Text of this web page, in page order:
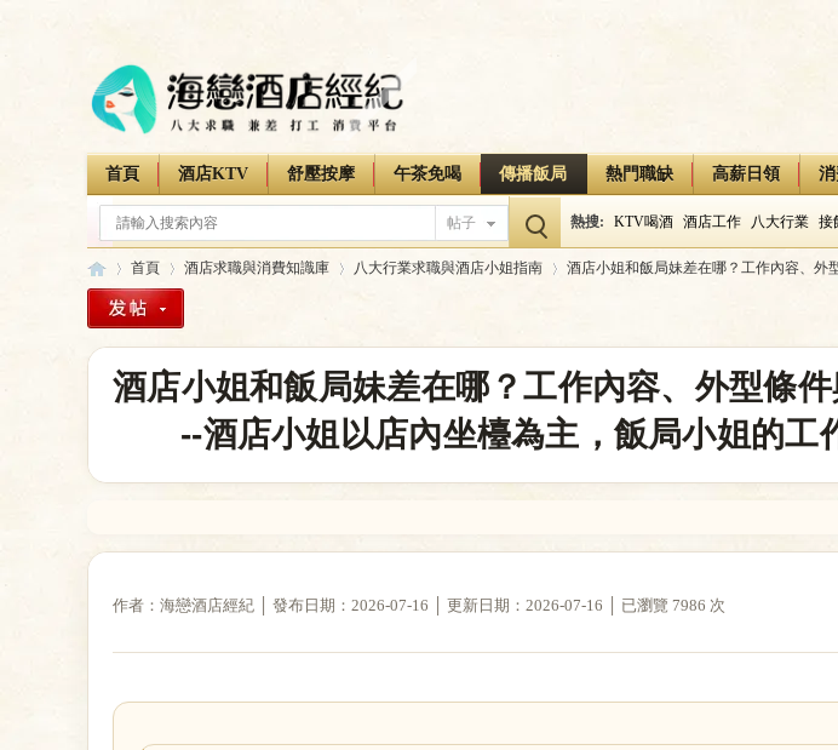
首頁 酒店KTV 舒壓按摩 午茶免喝 傳播飯局 熱門職缺 高薪日領
帖子 熱搜: KTV喝酒 酒店工作 八大行業 接
首頁
›
酒店求職與消費知識庫
›
八大行業求職與酒店小姐指南
›
酒店小姐和飯局妹差在哪？工作內容、外
酒店小姐和飯局妹差在哪？工作內容、外型條
--酒店小姐以店內坐檯為主，飯局小姐的工
作者：海戀酒店經紀 │ 發布日期：2026-07-16 │ 更新日期：2026-07-16 │ 已瀏覽 7986 次